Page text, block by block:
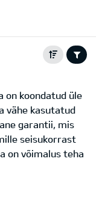
on koondatud üle
vähe kasutatud
garantii, mis
seisukorrast
on võimalus teha